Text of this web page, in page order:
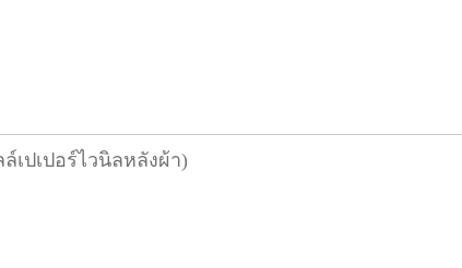
ล์เปเปอร์ไวนิลหลังผ้า)